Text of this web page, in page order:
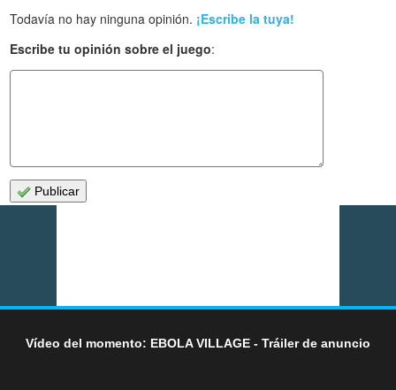
Todavía no hay ninguna opinión. ¡Escribe la tuya!
Escribe tu opinión sobre el juego:
Publicar
Vídeo del momento: EBOLA VILLAGE - Tráiler de anuncio